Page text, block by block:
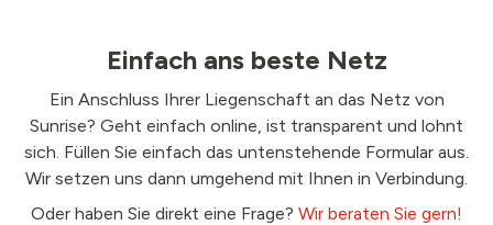
Einfach ans beste Netz
Ein Anschluss Ihrer Liegenschaft an das Netz von
Sunrise? Geht einfach online, ist transparent und lohnt
sich. Füllen Sie einfach das untenstehende Formular aus.
Wir setzen uns dann umgehend mit Ihnen in Verbindung.
Oder haben Sie direkt eine Frage? Wir beraten Sie gern!